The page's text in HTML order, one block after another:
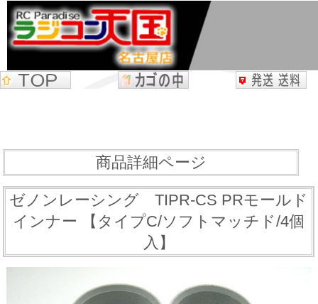
商品詳細ページ
ゼノンレーシング TIPR-CS PRモールド
インナー 【タイプC/ソフトマッチド/4個
入】